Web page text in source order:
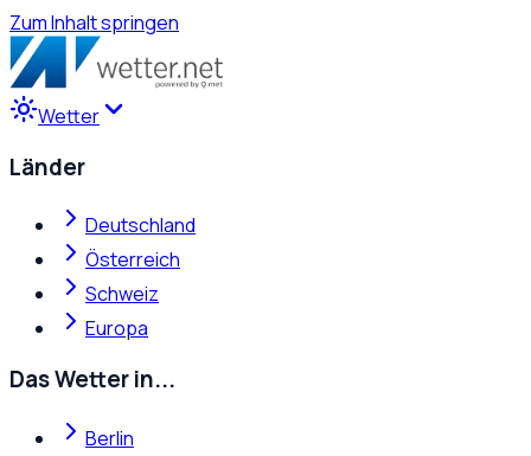
Zum Inhalt springen
Wetter
Länder
Deutschland
Österreich
Schweiz
Europa
Das Wetter in...
Berlin